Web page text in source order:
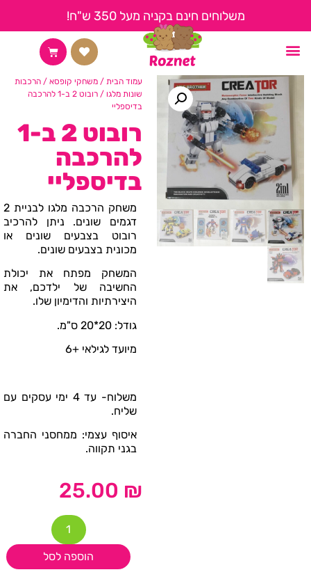
משלוחים חינם בקניה מעל 350 ש"ח!
עמוד הבית /משחקי קופסא /הרכבות
שונות מלגו
/ רובוט 2 ב-1 להרכבה
בדיספליי
רובוט 2 ב-1
להרכבה
בדיספליי
משחק הרכבה מלגו לבניית 2
דגמים שונים. ניתן להרכיב
רובוט בצבעים שונים או
מכונית בצבעים שונים.
המשחק מפתח את יכולת
החשיבה של ילדכם, את
היצירתיות והדימיון שלו.
גודל: 20*20 ס"מ.
מיועד לגילאי +6
משלוח- עד 4 ימי עסקים עם
שליח.
איסוף עצמי: ממחסני החברה
בגני תקווה.
25.00 ₪
הוספה לסל